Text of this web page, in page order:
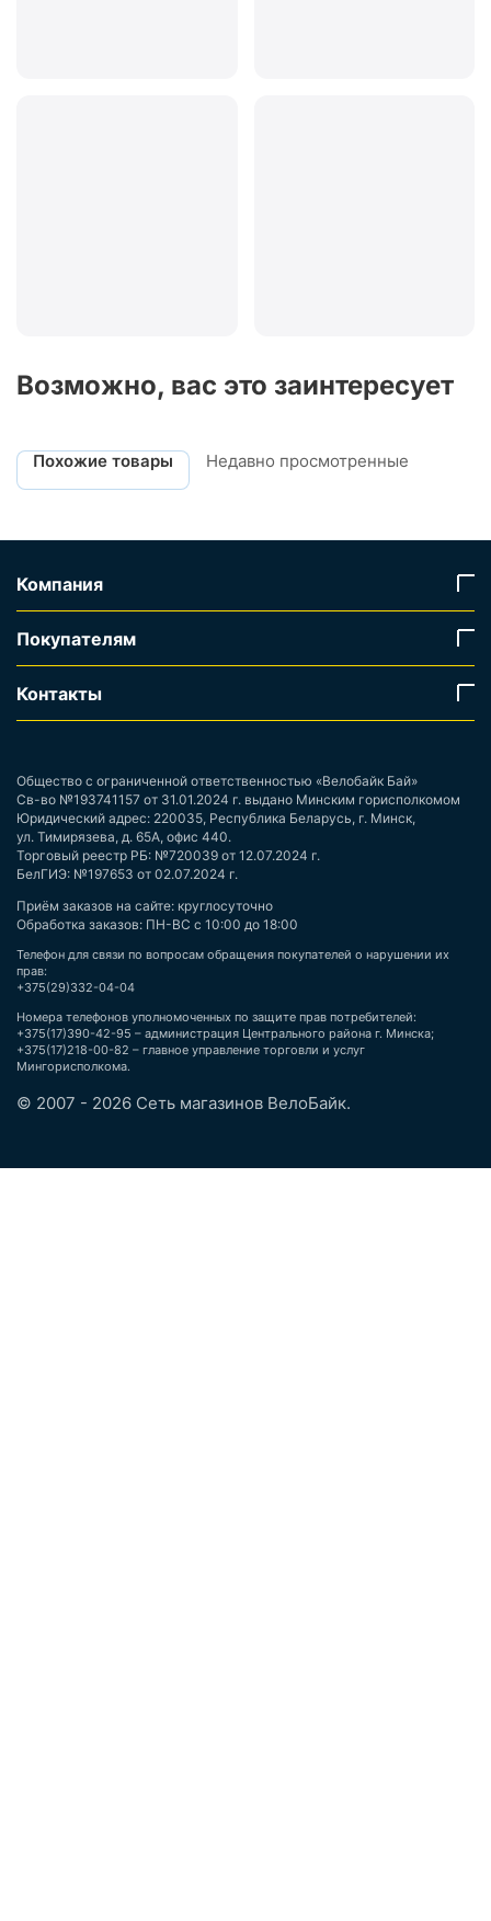
Возможно, вас это заинтересует
Похожие товары Недавно просмотренные
Компания
Покупателям
Контакты
Общество с ограниченной ответственностью «Велобайк Бай»
Св-во №193741157 от 31.01.2024 г. выдано Минским горисполкомом
Юридический адрес: 220035, Республика Беларусь, г. Минск,
ул. Тимирязева, д. 65А, офис 440.
Торговый реестр РБ: №720039 от 12.07.2024 г.
БелГИЭ: №197653 от 02.07.2024 г.
Приём заказов на сайте: круглосуточно
Обработка заказов: ПН-ВС с 10:00 до 18:00
Телефон для связи по вопросам обращения покупателей о нарушении их
прав:
+375(29)332-04-04
Номера телефонов уполномоченных по защите прав потребителей:
+375(17)390-42-95 – администрация Центрального района г. Минска;
+375(17)218-00-82 – главное управление торговли и услуг
Мингорисполкома.
© 2007 - 2026 Сеть магазинов ВелоБайк.